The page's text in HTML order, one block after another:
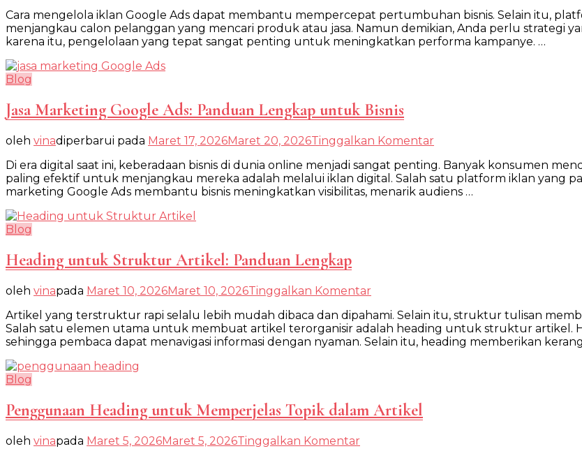
Mengelola
Iklan
Google
Cara mengelola iklan Google Ads dapat membantu mempercepat pertumbuhan bisnis. Selain itu,
menjangkau calon pelanggan yang mencari produk atau jasa. Namun demikian, Anda perlu strategi
karena itu, pengelolaan yang tepat sangat penting untuk meningkatkan performa kampanye. …
Blog
Jasa Marketing Google Ads: Panduan Lengkap untuk Bisnis
oleh vinadiperbarui pada Maret 17, 2026Maret 20, 2026Tinggalkan Komentar
Marketing
Google
Ads:
Di era digital saat ini, keberadaan bisnis di dunia online menjadi sangat penting. Banyak konsumen
paling efektif untuk menjangkau mereka adalah melalui iklan digital. Salah satu platform iklan yang
marketing Google Ads membantu bisnis meningkatkan visibilitas, menarik audiens …
Blog
Heading untuk Struktur Artikel: Panduan Lengkap
oleh vinapada Maret 10, 2026Maret 10, 2026Tinggalkan Komentar
untuk
Struktur
Artikel:
Artikel yang terstruktur rapi selalu lebih mudah dibaca dan dipahami. Selain itu, struktur tulisan
Salah satu elemen utama untuk membuat artikel terorganisir adalah heading untuk struktur artikel.
sehingga pembaca dapat menavigasi informasi dengan nyaman. Selain itu, heading memberikan
Blog
Penggunaan Heading untuk Memperjelas Topik dalam Artikel
oleh vinapada Maret 5, 2026Maret 5, 2026Tinggalkan Komentar